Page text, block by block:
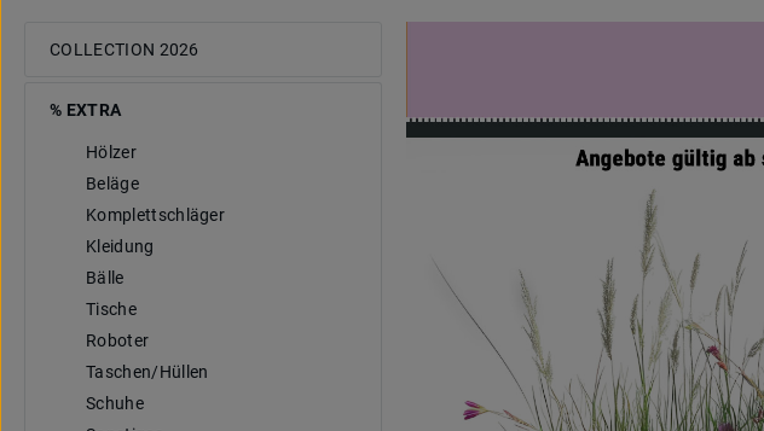
COLLECTION 2026
% EXTRA
Hölzer
Beläge
Komplettschläger
Kleidung
Bälle
Tische
Roboter
Taschen/Hüllen
Schuhe